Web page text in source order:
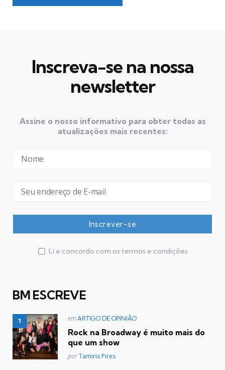
Inscreva-se na nossa
newsletter
Assine o nosso informativo para obter todas as
atualizações mais recentes:
Li e concordo com os termos e condições
BM ESCREVE
Postado
em
em ARTIGO DE OPINIÃO
Rock na Broadway é muito mais do
que um show
Posted
porTamiris Pires